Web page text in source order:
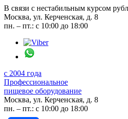
В связи с нестабильным курсом
Москва, ул. Керченская, д. 8
пн. – пт.: с 10:00 до 18:00
с 2004 года
Профессиональное
пищевое оборудование
Москва, ул. Керченская, д. 8
пн. – пт.: с 10:00 до 18:00